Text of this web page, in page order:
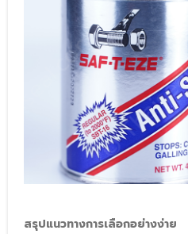
สรุปแนวทางการเลือกอย่างง่าย